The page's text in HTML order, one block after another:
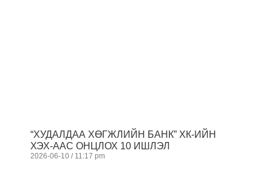
“ХУДАЛДАА ХӨГЖЛИЙН БАНК” ХК-ИЙН
ХЭХ-ААС ОНЦЛОХ 10 ИШЛЭЛ
2026-06-10 11:17 pm